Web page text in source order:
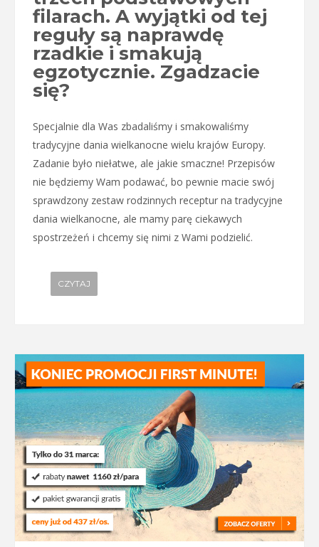
filarach. A wyjątki od tej
reguły są naprawdę
rzadkie i smakują
egzotycznie. Zgadzacie
się?
Specjalnie dla Was zbadaliśmy i smakowaliśmy
tradycyjne dania wielkanocne wielu krajów Europy.
Zadanie było niełatwe, ale jakie smaczne! Przepisów
nie będziemy Wam podawać, bo pewnie macie swój
sprawdzony zestaw rodzinnych receptur na tradycyjne
dania wielkanocne, ale mamy parę ciekawych
spostrzeżeń i chcemy się nimi z Wami podzielić.
CZYTAJ